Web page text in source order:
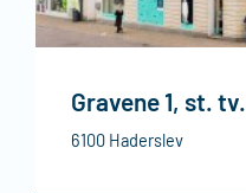
Gravene 1, st. tv.
6100 Haderslev